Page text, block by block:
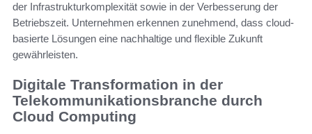
der Infrastrukturkomplexität sowie in der Verbesserung der
Betriebszeit. Unternehmen erkennen zunehmend, dass cloud-
basierte Lösungen eine nachhaltige und flexible Zukunft
gewährleisten.
Digitale Transformation in der
Telekommunikationsbranche durch
Cloud Computing